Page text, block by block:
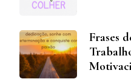
Frases